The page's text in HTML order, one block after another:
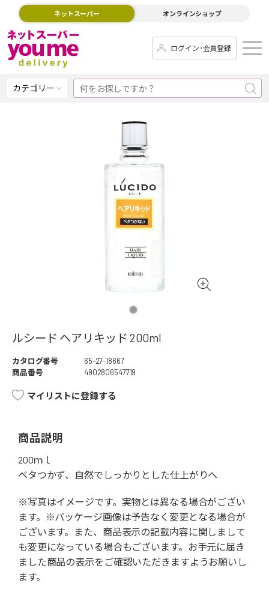
ネットスーパー オンラインショップ
ログイン･会員登録
カテゴリー
ルシード ヘアリキッド 200ml
カタログ番号
65-27-18667
商品番号
4902806547719
マイリストに登録する
商品説明
200ｍｌ
ベタつかず、自然でしっかりとした仕上がりへ
※写真はイメージです。実物とは異なる場合がござい
ます。※パッケージ画像は予告なく変更となる場合が
ございます。また、商品表示の記載内容に関しまして
も変更になっている場合もございます。お手元に届き
ました商品の表示をご確認いただきますようお願いし
ます。